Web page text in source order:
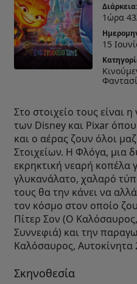
Διάρκεια:
1ώρα
15
Στο στοιχείο τους είναι
των Disney και Pixar
και ο αέρας ζουν όλοι
Στοιχείων. Η Φλόγα, μια
εκρηκτική νεαρή κοπέλα
γλυκανάλατο, χαλαρό
τους θα την κάνει να
τον κόσμο στον οποίο
Πίτερ Σον (Ο
Συννεφιά) και την
Καλόσαυρος, Αυτοκίνητα
Σκηνοθεσία